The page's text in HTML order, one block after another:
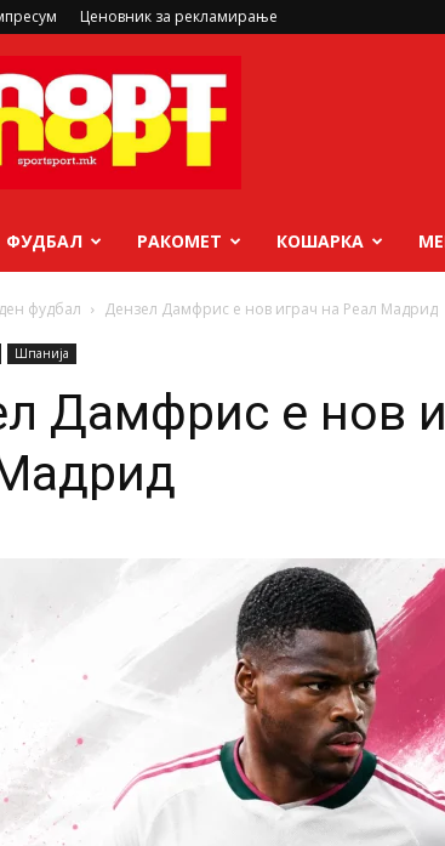
Ценовник за рекламирање
ФУДБАЛ РАКОМЕТ КОШАРКА
фудбал Дензел Дамфрис е нов играч на Реал Мадрид
Шпанија
Дамфрис е нов